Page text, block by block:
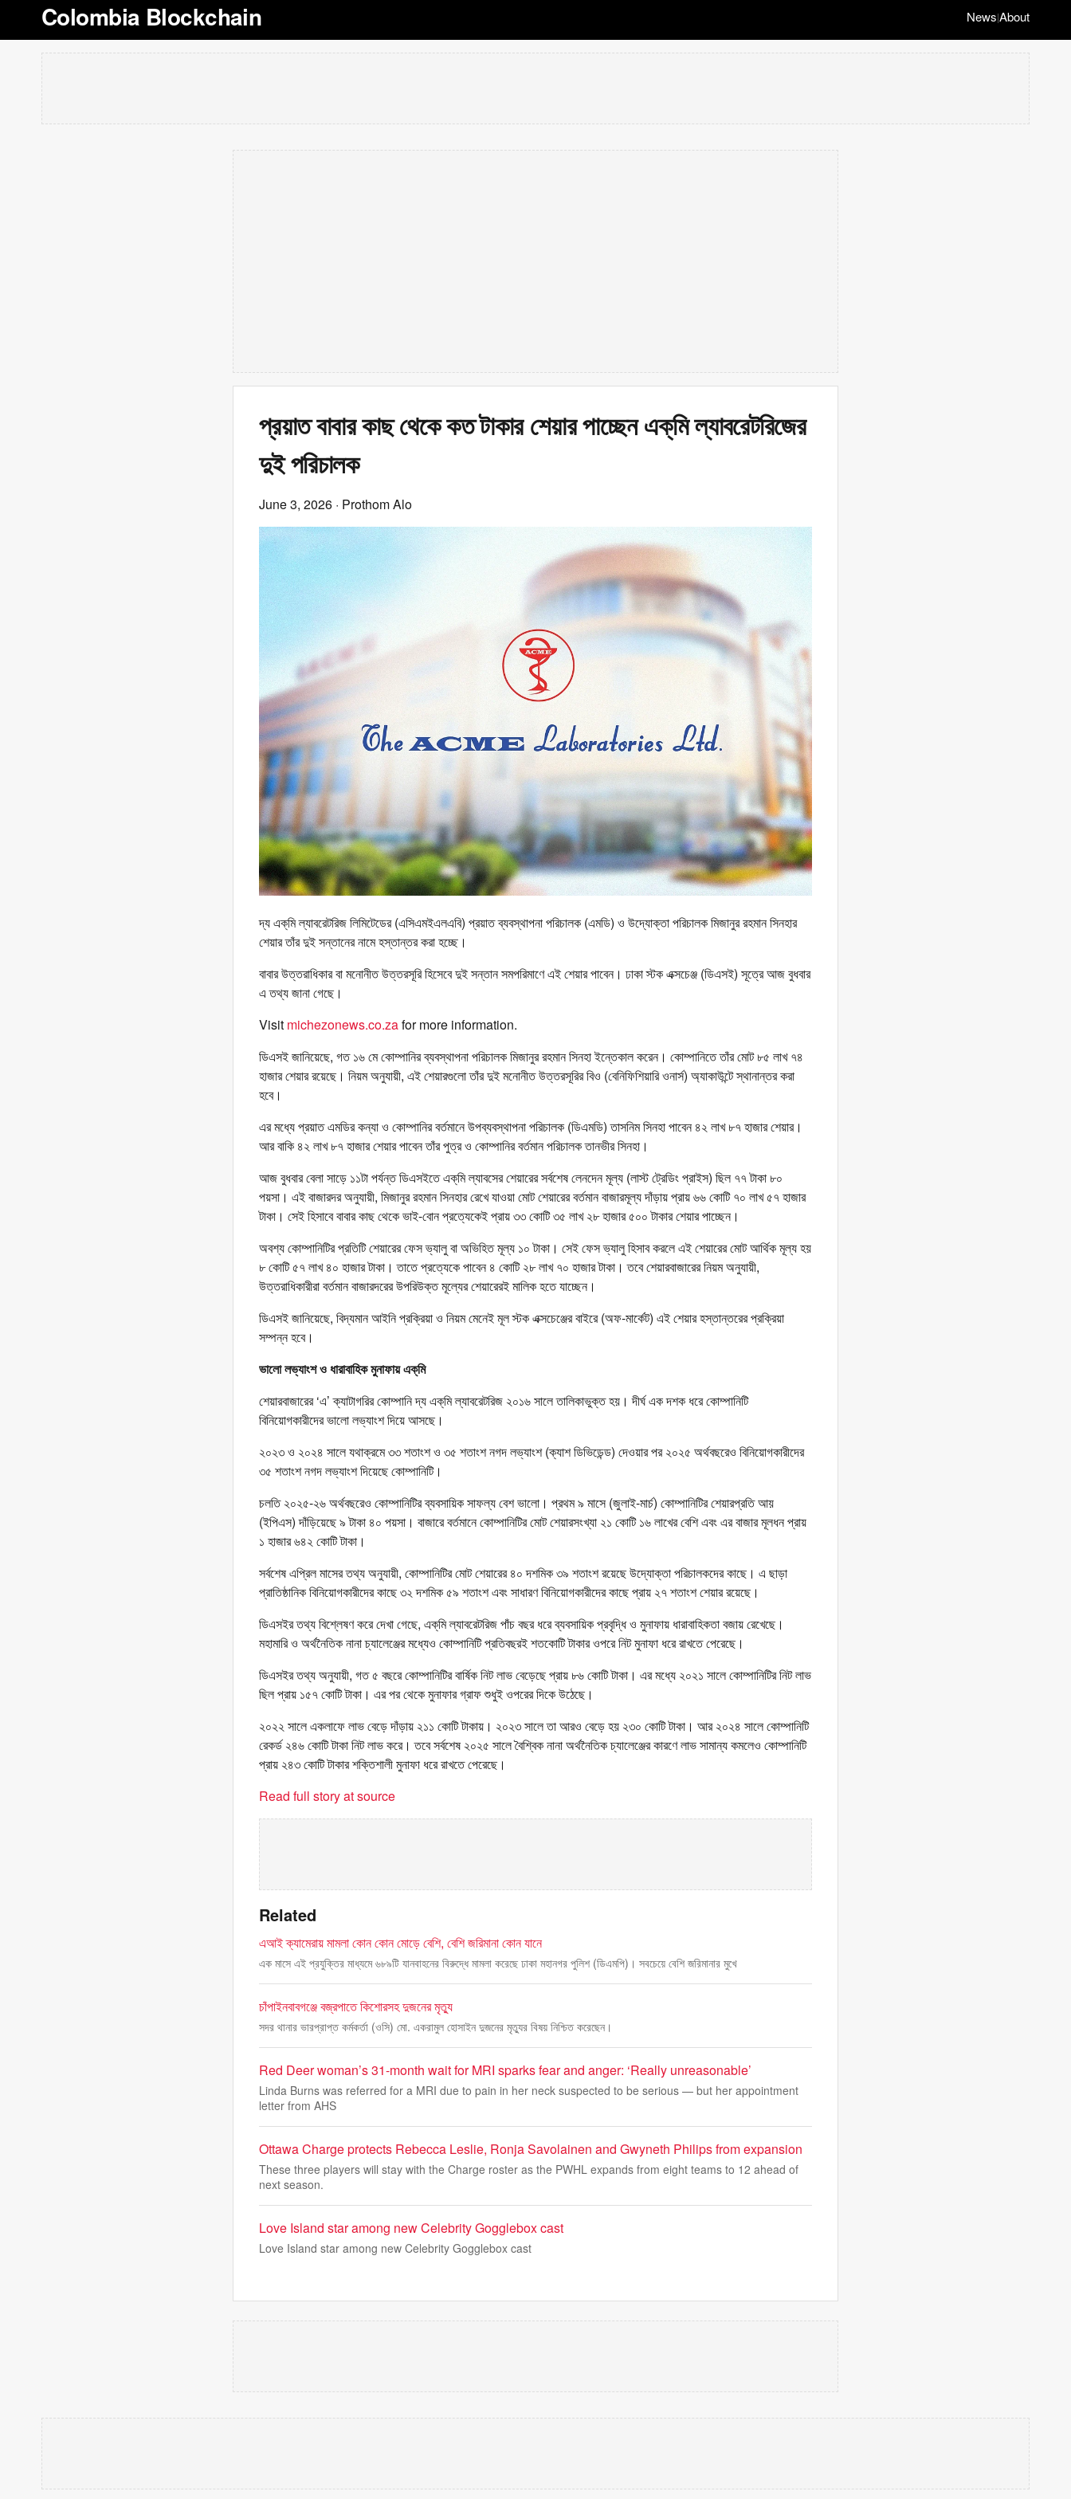
Colombia Blockchain News|About
প্রয়াত বাবার কাছ থেকে কত টাকার শেয়ার পাচ্ছেন এক্‌মি ল্যাবরেটরিজের
দুই পরিচালক
June 3, 2026 · Prothom Alo
দ্য এক্‌মি ল্যাবরেটরিজ লিমিটেডের (এসিএমইএলএবি) প্রয়াত ব্যবস্থাপনা পরিচালক (এমডি) ও উদ্যোক্তা পরিচালক মিজানুর রহমান সিনহার
শেয়ার তাঁর দুই সন্তানের নামে হস্তান্তর করা হচ্ছে।
বাবার উত্তরাধিকার বা মনোনীত উত্তরসূরি হিসেবে দুই সন্তান সমপরিমাণে এই শেয়ার পাবেন। ঢাকা স্টক এক্সচেঞ্জ (ডিএসই) সূত্রে আজ বুধবার
এ তথ্য জানা গেছে।
Visit michezonews.co.zafor more information.
ডিএসই জানিয়েছে, গত ১৬ মে কোম্পানির ব্যবস্থাপনা পরিচালক মিজানুর রহমান সিনহা ইন্তেকাল করেন। কোম্পানিতে তাঁর মোট ৮৫ লাখ ৭৪
হাজার শেয়ার রয়েছে। নিয়ম অনুযায়ী, এই শেয়ারগুলো তাঁর দুই মনোনীত উত্তরসূরির বিও (বেনিফিশিয়ারি ওনার্স) অ্যাকাউন্টে স্থানান্তর করা
হবে।
এর মধ্যে প্রয়াত এমডির কন্যা ও কোম্পানির বর্তমানে উপব্যবস্থাপনা পরিচালক (ডিএমডি) তাসনিম সিনহা পাবেন ৪২ লাখ ৮৭ হাজার শেয়ার।
আর বাকি ৪২ লাখ ৮৭ হাজার শেয়ার পাবেন তাঁর পুত্র ও কোম্পানির বর্তমান পরিচালক তানভীর সিনহা।
আজ বুধবার বেলা সাড়ে ১১টা পর্যন্ত ডিএসইতে এক্‌মি ল্যাবসের শেয়ারের সর্বশেষ লেনদেন মূল্য (লাস্ট ট্রেডিং প্রাইস) ছিল ৭৭ টাকা ৮০
পয়সা। এই বাজারদর অনুযায়ী, মিজানুর রহমান সিনহার রেখে যাওয়া মোট শেয়ারের বর্তমান বাজারমূল্য দাঁড়ায় প্রায় ৬৬ কোটি ৭০ লাখ ৫৭ হাজার
টাকা। সেই হিসাবে বাবার কাছ থেকে ভাই-বোন প্রত্যেকেই প্রায় ৩৩ কোটি ৩৫ লাখ ২৮ হাজার ৫০০ টাকার শেয়ার পাচ্ছেন।
অবশ্য কোম্পানিটির প্রতিটি শেয়ারের ফেস ভ্যালু বা অভিহিত মূল্য ১০ টাকা। সেই ফেস ভ্যালু হিসাব করলে এই শেয়ারের মোট আর্থিক মূল্য হয়
৮ কোটি ৫৭ লাখ ৪০ হাজার টাকা। তাতে প্রত্যেকে পাবেন ৪ কোটি ২৮ লাখ ৭০ হাজার টাকা। তবে শেয়ারবাজারের নিয়ম অনুযায়ী,
উত্তরাধিকারীরা বর্তমান বাজারদরের উপরিউক্ত মূল্যের শেয়ারেরই মালিক হতে যাচ্ছেন।
ডিএসই জানিয়েছে, বিদ্যমান আইনি প্রক্রিয়া ও নিয়ম মেনেই মূল স্টক এক্সচেঞ্জের বাইরে (অফ-মার্কেট) এই শেয়ার হস্তান্তরের প্রক্রিয়া
সম্পন্ন হবে।
ভালো লভ্যাংশ ও ধারাবাহিক মুনাফায় এক্‌মি
শেয়ারবাজারের ‘এ’ ক্যাটাগরির কোম্পানি দ্য এক্‌মি ল্যাবরেটরিজ ২০১৬ সালে তালিকাভুক্ত হয়। দীর্ঘ এক দশক ধরে কোম্পানিটি
বিনিয়োগকারীদের ভালো লভ্যাংশ দিয়ে আসছে।
২০২৩ ও ২০২৪ সালে যথাক্রমে ৩৩ শতাংশ ও ৩৫ শতাংশ নগদ লভ্যাংশ (ক্যাশ ডিভিডেন্ড) দেওয়ার পর ২০২৫ অর্থবছরেও বিনিয়োগকারীদের
৩৫ শতাংশ নগদ লভ্যাংশ দিয়েছে কোম্পানিটি।
চলতি ২০২৫-২৬ অর্থবছরেও কোম্পানিটির ব্যবসায়িক সাফল্য বেশ ভালো। প্রথম ৯ মাসে (জুলাই-মার্চ) কোম্পানিটির শেয়ারপ্রতি আয়
(ইপিএস) দাঁড়িয়েছে ৯ টাকা ৪০ পয়সা। বাজারে বর্তমানে কোম্পানিটির মোট শেয়ারসংখ্যা ২১ কোটি ১৬ লাখের বেশি এবং এর বাজার মূলধন প্রায়
১ হাজার ৬৪২ কোটি টাকা।
সর্বশেষ এপ্রিল মাসের তথ্য অনুযায়ী, কোম্পানিটির মোট শেয়ারের ৪০ দশমিক ৩৯ শতাংশ রয়েছে উদ্যোক্তা পরিচালকদের কাছে। এ ছাড়া
প্রাতিষ্ঠানিক বিনিয়োগকারীদের কাছে ৩২ দশমিক ৫৯ শতাংশ এবং সাধারণ বিনিয়োগকারীদের কাছে প্রায় ২৭ শতাংশ শেয়ার রয়েছে।
ডিএসইর তথ্য বিশ্লেষণ করে দেখা গেছে, এক্‌মি ল্যাবরেটরিজ পাঁচ বছর ধরে ব্যবসায়িক প্রবৃদ্ধি ও মুনাফায় ধারাবাহিকতা বজায় রেখেছে।
মহামারি ও অর্থনৈতিক নানা চ্যালেঞ্জের মধ্যেও কোম্পানিটি প্রতিবছরই শতকোটি টাকার ওপরে নিট মুনাফা ধরে রাখতে পেরেছে।
ডিএসইর তথ্য অনুযায়ী, গত ৫ বছরে কোম্পানিটির বার্ষিক নিট লাভ বেড়েছে প্রায় ৮৬ কোটি টাকা। এর মধ্যে ২০২১ সালে কোম্পানিটির নিট লাভ
ছিল প্রায় ১৫৭ কোটি টাকা। এর পর থেকে মুনাফার গ্রাফ শুধুই ওপরের দিকে উঠেছে।
২০২২ সালে একলাফে লাভ বেড়ে দাঁড়ায় ২১১ কোটি টাকায়। ২০২৩ সালে তা আরও বেড়ে হয় ২৩০ কোটি টাকা। আর ২০২৪ সালে কোম্পানিটি
রেকর্ড ২৪৬ কোটি টাকা নিট লাভ করে। তবে সর্বশেষ ২০২৫ সালে বৈশ্বিক নানা অর্থনৈতিক চ্যালেঞ্জের কারণে লাভ সামান্য কমলেও কোম্পানিটি
প্রায় ২৪৩ কোটি টাকার শক্তিশালী মুনাফা ধরে রাখতে পেরেছে।
Read full story at source
Related
এআই ক্যামেরায় মামলা কোন কোন মোড়ে বেশি, বেশি জরিমানা কোন যানে
এক মাসে এই প্রযুক্তির মাধ্যমে ৬৮৯টি যানবাহনের বিরুদ্ধে মামলা করেছে ঢাকা মহানগর পুলিশ (ডিএমপি)। সবচেয়ে বেশি জরিমানার মুখে
চাঁপাইনবাবগঞ্জে বজ্রপাতে কিশোরসহ দুজনের মৃত্যু
সদর থানার ভারপ্রাপ্ত কর্মকর্তা (ওসি) মো. একরামুল হোসাইন দুজনের মৃত্যুর বিষয় নিশ্চিত করেছেন।
Red Deer woman’s 31-month wait for MRI sparks fear and anger: ‘Really unreasonable’
Linda Burns was referred for a MRI due to pain in her neck suspected to be serious — but her appointment
letter from AHS
Ottawa Charge protects Rebecca Leslie, Ronja Savolainen and Gwyneth Philips from expansion
These three players will stay with the Charge roster as the PWHL expands from eight teams to 12 ahead of
next season.
Love Island star among new Celebrity Gogglebox cast
Love Island star among new Celebrity Gogglebox cast